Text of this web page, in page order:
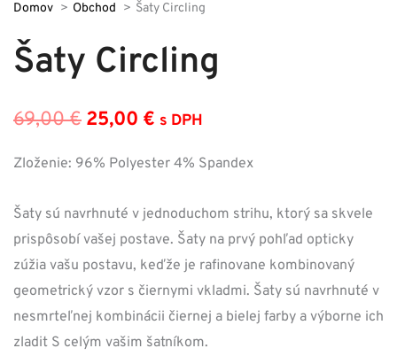
Domov Obchod Šaty Circling
Šaty Circling
69,00€ Pôvodná
cena
69,00 €.
25,00 € Aktuálna
cena
25,00 €.
s DPH
Zloženie: 96% Polyester 4% Spandex
Šaty sú navrhnuté v jednoduchom strihu, ktorý sa skvele
prispôsobí vašej postave. Šaty na prvý pohľad opticky
zúžia vašu postavu, keďže je rafinovane kombinovaný
geometrický vzor s čiernymi vkladmi. Šaty sú navrhnuté v
nesmrteľnej kombinácii čiernej a bielej farby a výborne ich
zladit S celým vašim šatníkom.